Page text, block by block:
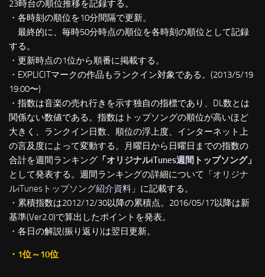
23時台の順位推移を記録する。
・各時刻の順位を10分間隔で更新。
最終的に、毎時50分時点の順位を各時刻の順位として記録
する。
・更新時点の1位から順番に掲載する。
・EXPLICITマークの作品もランクイン対象である。(2013/5/19
19:00〜)
・指数は音楽の売れ行きを示す独自の指標であり、DL数とは
関係ない数値である。指数はトップソングの順位が高いほど
大きく、ランクイン日数、順位の浮上度、インターネット上
の言及度によって変動する。月曜日から日曜日までの指数の
合計を週間ランキング 「オリジナルiTunes週間トップソング」
として発表する。週間ランキングの詳細について「オリジナ
ルiTunesトップソング紹介資料 」に記載する。
・累積指数は2012/12/30以降の累積点。2016/05/17以降は新
基準(Ver2.0)で算出したポイントを発表。
・各日の解説(振り返り)は翌日更新。
・1位～10位